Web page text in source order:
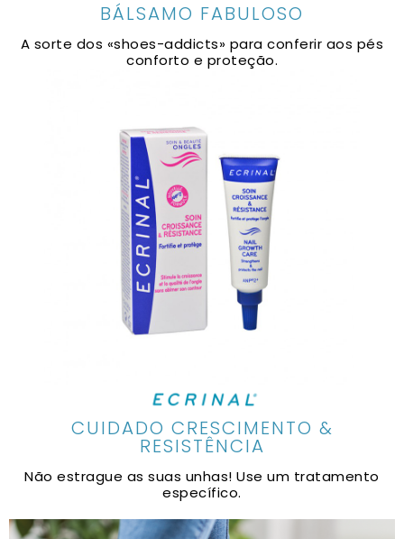
BÁLSAMO FABULOSO
A sorte dos «shoes-addicts» para conferir aos pés
conforto e proteção.
CUIDADO CRESCIMENTO &
RESISTÊNCIA
Não estrague as suas unhas! Use um tratamento
específico.